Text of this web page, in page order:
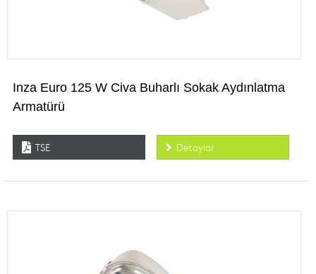
Inza Euro 125 W Civa Buharlı Sokak Aydınlatma
Armatürü
TSE Detaylar